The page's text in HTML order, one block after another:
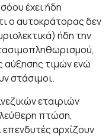
έχει ήδη
ο αυτοκράτορας δεν
ήδη την
αύξησης τιμών ενώ
στάσιμοι.
εταιριών
πτώση,
αρχίζουν